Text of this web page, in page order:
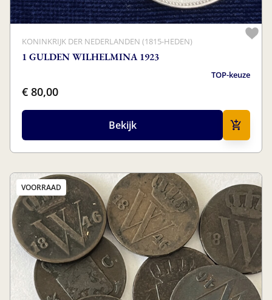
KONINKRIJK DER NEDERLANDEN (1815-HEDEN)
1 GULDEN WILHELMINA 1923
TOP-keuze
€ 80,00
Bekijk
VOORRAAD